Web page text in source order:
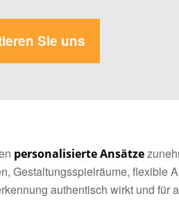
Sie uns
personalisierte Ansätze
Gestaltungsspielräume, flexible
authentisch wirkt und für